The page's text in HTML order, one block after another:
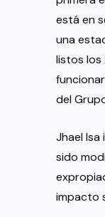
está en
una
listos los
del
Jhael
sido
impacto